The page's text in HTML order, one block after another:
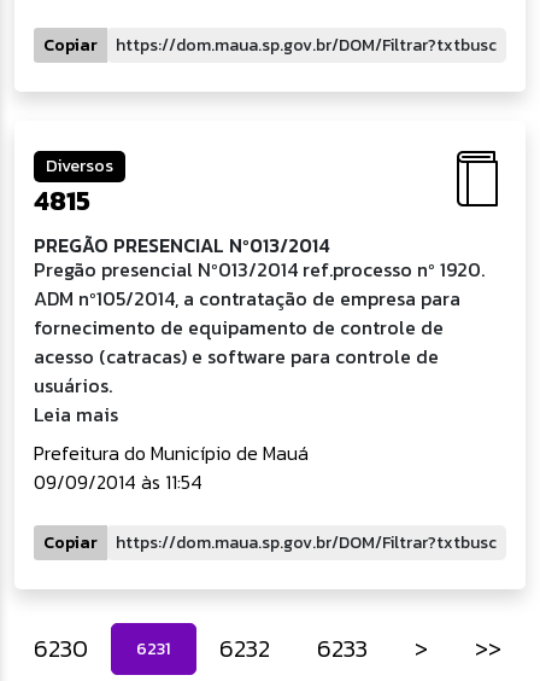
Copiar
Diversos
4815
PREGÃO PRESENCIAL Nº013/2014
Pregão presencial Nº013/2014 ref.processo nº 1920.
ADM nº105/2014, a contratação de empresa para
fornecimento de equipamento de controle de
acesso (catracas) e software para controle de
usuários.
Leia mais
Prefeitura do Município de Mauá
09/09/2014 às 11:54
Copiar
6230 6231 6232 6233 > >>